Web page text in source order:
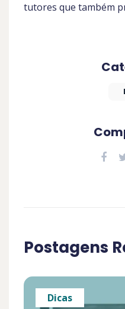
tutores que também
Postagens
Dicas